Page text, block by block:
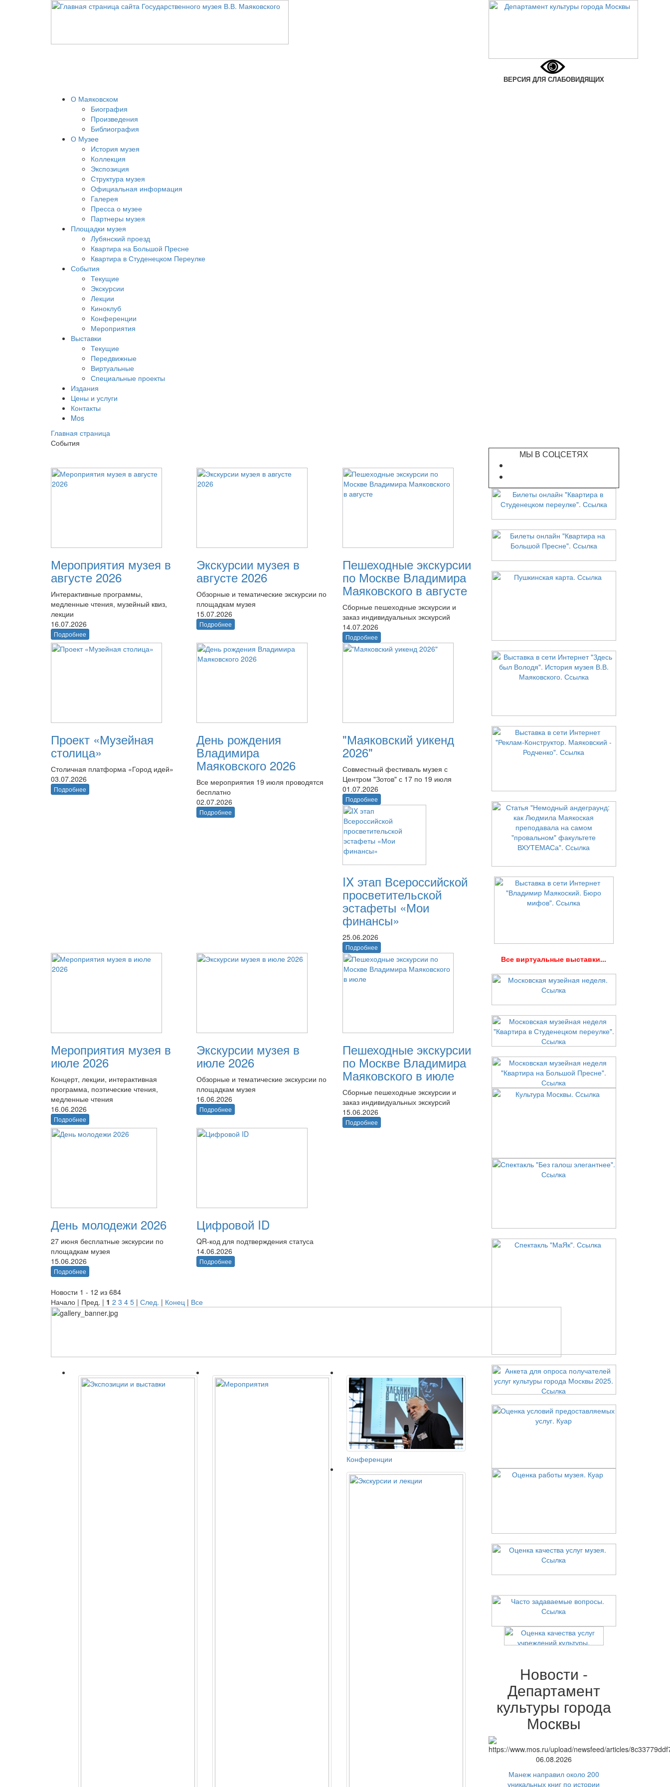
ВЕРСИЯ ДЛЯ СЛАБОВИДЯЩИХ
О Маяковском
Биография
Произведения
Библиография
О Музее
История музея
Коллекция
Экспозиция
Структура музея
Официальная информация
Галерея
Пресса о музее
Партнеры музея
Площадки музея
Лубянский проезд
Квартира на Большой Пресне
Квартира в Студенецком Переулке
События
Текущие
Экскурсии
Лекции
Киноклуб
Конференции
Мероприятия
Выставки
Текущие
Передвижные
Виртуальные
Специальные проекты
Издания
Цены и услуги
Контакты
Mos
Главная страница
События
Мероприятия музея в
августе 2026
Интерактивные программы,
медленные чтения, музейный квиз,
лекции
16.07.2026
Подробнее
Экскурсии музея в
августе 2026
Обзорные и тематические экскурсии по
площадкам музея
15.07.2026
Подробнее
Пешеходные экскурсии
по Москве Владимира
Маяковского в августе
Сборные пешеходные экскурсии и
заказ индивидуальных экскурсий
14.07.2026
Подробнее
Проект «Музейная
столица»
Столичная платформа «Город идей»
03.07.2026
Подробнее
День рождения
Владимира
Маяковского 2026
Все мероприятия 19 июля проводятся
бесплатно
02.07.2026
Подробнее
"Маяковский уикенд
2026"
Совместный фестиваль музея с
Центром "Зотов" с 17 по 19 июля
01.07.2026
Подробнее
IX этап Всероссийской
просветительской
эстафеты «Мои
финансы»
25.06.2026
Подробнее
Мероприятия музея в
июле 2026
Концерт, лекции, интерактивная
программа, поэтические чтения,
медленные чтения
16.06.2026
Подробнее
Экскурсии музея в
июле 2026
Обзорные и тематические экскурсии по
площадкам музея
16.06.2026
Подробнее
Пешеходные экскурсии
по Москве Владимира
Маяковского в июле
Сборные пешеходные экскурсии и
заказ индивидуальных экскурсий
15.06.2026
Подробнее
День молодежи 2026
27 июня бесплатные экскурсии по
площадкам музея
15.06.2026
Подробнее
Цифровой ID
QR-код для подтверждения статуса
14.06.2026
Подробнее
Новости 1 - 12 из 684
Начало | Пред. | 1 2 3 4 5 | След. | Конец | Все
Конференции
МЫ В СОЦСЕТЯХ
Все виртуальные выставки...
Новости -
Департамент
культуры города
Москвы
06.08.2026
Манеж направил около 200
уникальных книг по истории